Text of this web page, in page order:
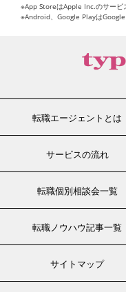
※App StoreはApple Inc.のサービ
※Android、Google PlayはGoogle
転職エージェントとは
サービスの流れ
転職個別相談会一覧
転職ノウハウ記事一覧
サイトマップ